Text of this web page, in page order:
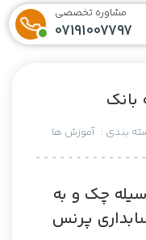
مشاوره تخصصی
07191007797
بانک
بندی : آموزش ها
چک و به
پرنس